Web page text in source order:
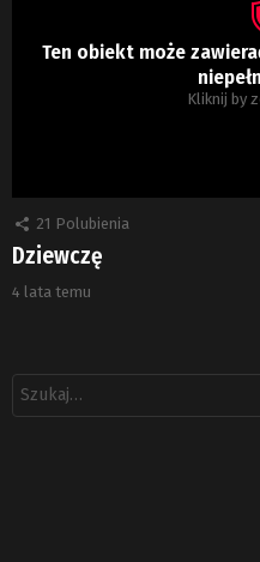
Ten obiekt może
Kliknij by
21 Polubienia
Dziewczę
4 lata temu